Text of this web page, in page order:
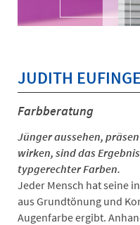
JUDITH
Farbberatung
Jünger aussehen,
wirken, sind das
typgerechter Farben.
Jeder Mensch hat seine
aus Grundtönung und
Augenfarbe ergibt.